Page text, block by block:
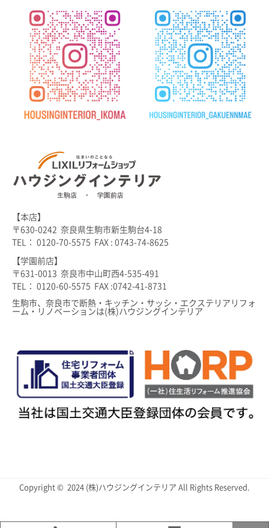
【本店】
〒630-0242 奈良県生駒市新生駒台4-18
TEL： 0120-70-5575 FAX : 0743-74-8625
【学園前店】
〒631-0013 奈良市中山町西4-535-491
TEL： 0120-60-5575 FAX :0742-41-8731
生駒市、奈良市で断熱・キッチン・サッシ・エクステリアリフォ
ーム・リノベーションは(株)ハウジングインテリア
Copyright © 2024 (株)ハウジングインテリア All Rights Reserved.